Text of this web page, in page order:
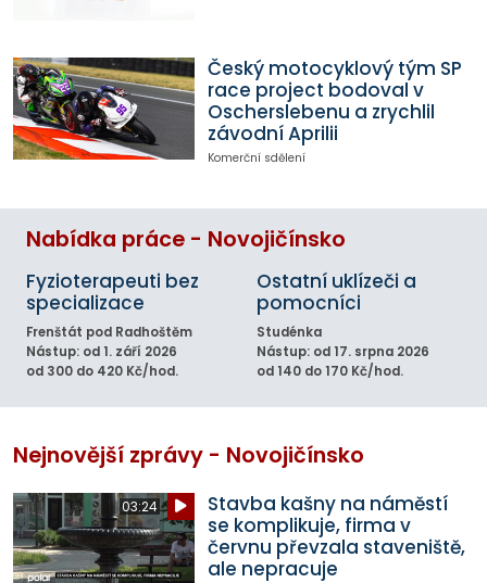
Český motocyklový tým SP
race project bodoval v
Oscherslebenu a zrychlil
závodní Aprilii
Komerční sdělení
Nabídka práce - Novojičínsko
Fyzioterapeuti bez
specializace
Frenštát pod Radhoštěm
Nástup: od 1. září 2026
od 300 do 420 Kč/hod.
Ostatní uklízeči a
pomocníci
Studénka
Nástup: od 17. srpna 2026
od 140 do 170 Kč/hod.
Nejnovější zprávy - Novojičínsko
03:24
Stavba kašny na náměstí
se komplikuje, firma v
červnu převzala staveniště,
ale nepracuje